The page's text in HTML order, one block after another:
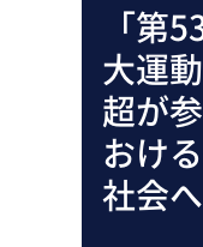
「第
大運
超が
おけ
社会